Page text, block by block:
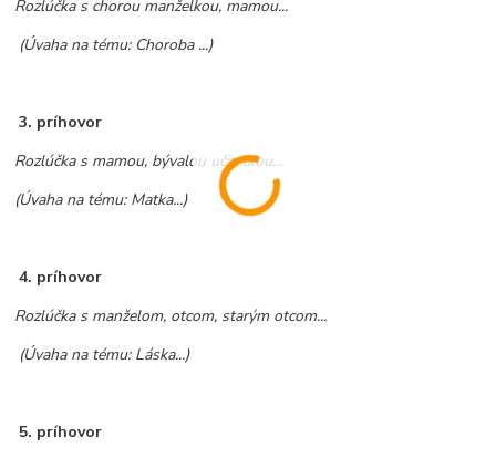
Rozlúčka s chorou manželkou, mamou...
(Úvaha na tému: Choroba ...)
3. príhovor
Rozlúčka s mamou, bývalou učiteľkou...
(Úvaha na tému: Matka...)
4. príhovor
Rozlúčka s manželom, otcom, starým otcom...
(Úvaha na tému: Láska...)
5. príhovor